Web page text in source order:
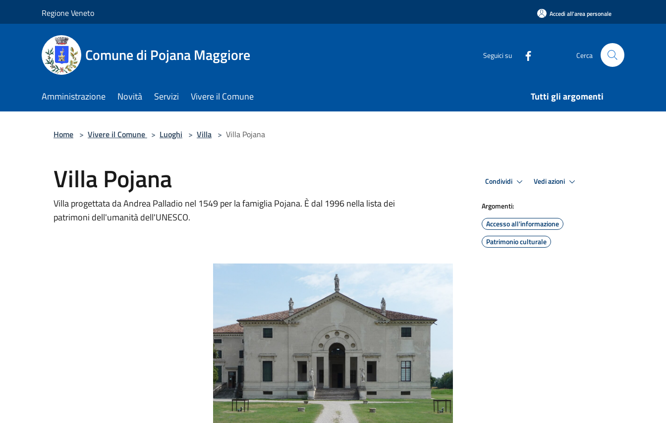
Regione Veneto Accedi all'area personale
Comune di Pojana Maggiore Seguici su Cerca
Amministrazione Novità Servizi Vivere il Comune Tutti gli argomenti
Home > Vivere il Comune > Luoghi > Villa > Villa Pojana
Villa Pojana
Villa progettata da Andrea Palladio nel 1549 per la famiglia Pojana. È dal 1996 nella lista dei
patrimoni dell'umanità dell'UNESCO.
Condividi Vedi azioni
Argomenti:
Accesso all'informazione
Patrimonio culturale